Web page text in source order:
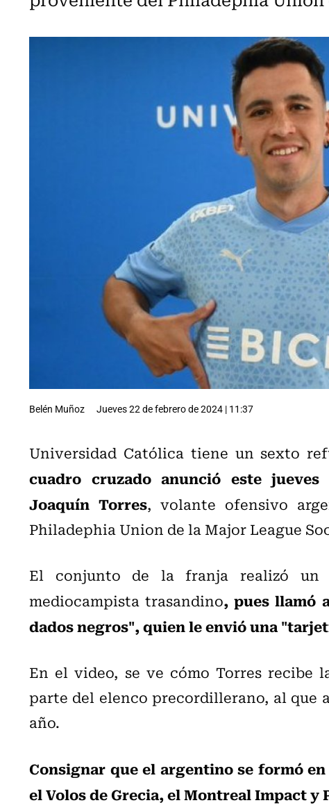
Belén Muñoz Jueves 22 de febrero de 2024 | 11:37
Universidad Católica tiene un sexto
cuadro cruzado anunció este
Joaquín Torres, volante ofensivo
Philadephia Union de la Major League
El conjunto de la franja realizó un
mediocampista trasandino, pues llamó
dados negros", quien le envió una
En el video, se ve cómo Torres
parte del elenco precordillerano, al que
año.
Consignar que el argentino se formó
el Volos de Grecia, el Montreal Impact y